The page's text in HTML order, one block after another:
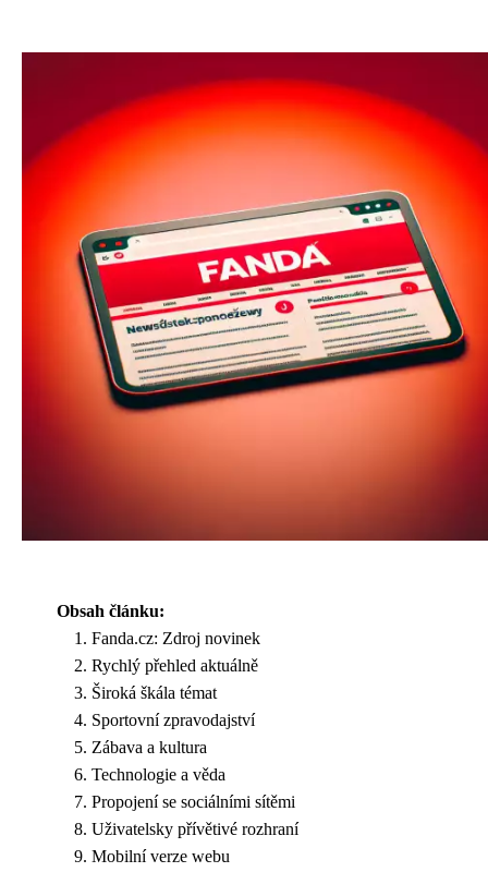
Obsah článku:
Fanda.cz: Zdroj novinek
Rychlý přehled aktuálně
Široká škála témat
Sportovní zpravodajství
Zábava a kultura
Technologie a věda
Propojení se sociálními sítěmi
Uživatelsky přívětivé rozhraní
Mobilní verze webu